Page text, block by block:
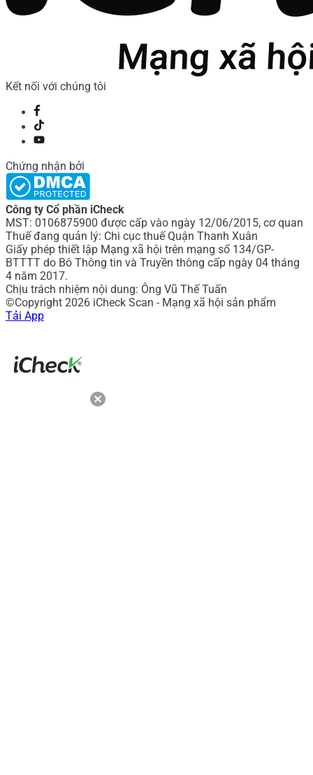
Kết nối với chúng tôi
Chứng nhận bởi
Công ty Cổ phần iCheck
MST: 0106875900 được cấp vào ngày 12/06/2015, cơ quan
Thuế đang quản lý: Chi cục thuế Quận Thanh Xuân
Giấy phép thiết lập Mạng xã hội trên mạng số 134/GP-
BTTTT do Bô Thông tin và Truyền thông cấp ngày 04 tháng
4 năm 2017.
Chịu trách nhiệm nội dung: Ông Vũ Thế Tuấn
©Copyright 2026 iCheck Scan - Mạng xã hội sản phẩm
Tải App